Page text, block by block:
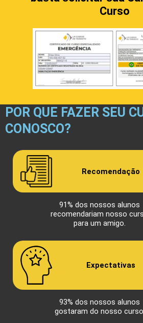
Curso
POR QUE FAZER SEU
CONOSCO?
Recomendação
91% dos nossos alunos
recomendariam nosso
para um amigo.
Expectativas
93% dos nossos alunos
gostaram do nosso